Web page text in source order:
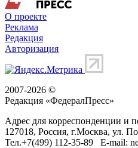
О проекте
Реклама
Редакция
Авторизация
2007-2026 ©
Редакция «ФедералПресс»
Адрес для корреспонденции и
127018, Россия, г.Москва, ул.
Тел.+7(499) 112-35-89 E-mail: